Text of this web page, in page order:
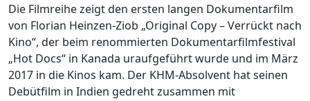
Die Filmreihe zeigt den ersten langen Dokumentarfilm
von Florian Heinzen-Ziob „Original Copy – Verrückt nach
Kino“, der beim renommierten Dokumentarfilmfestival
„Hot Docs“ in Kanada uraufgeführt wurde und im März
2017 in die Kinos kam. Der KHM-Absolvent hat seinen
Debütfilm in Indien gedreht zusammen mit